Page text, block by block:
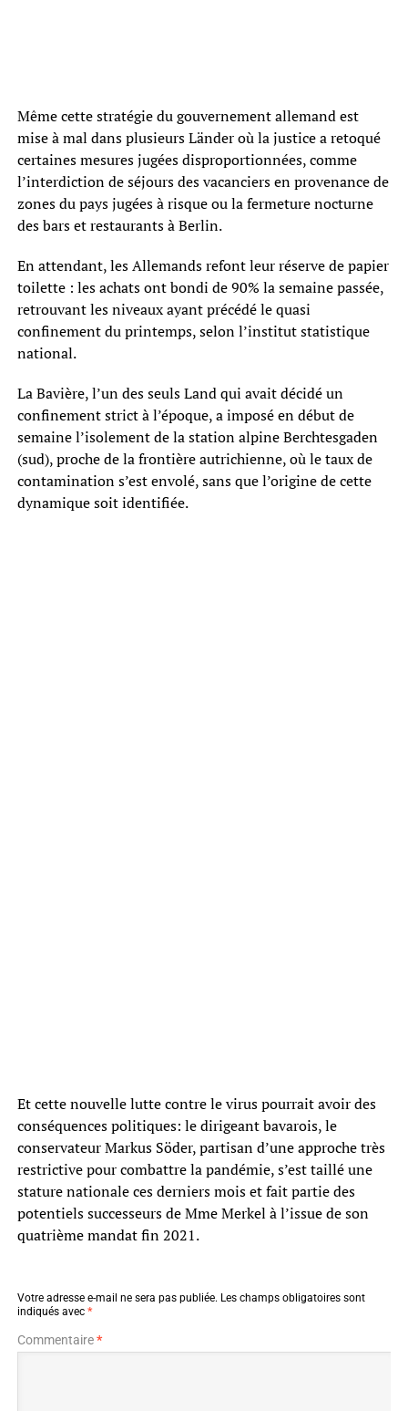
Même cette stratégie du gouvernement allemand est
mise à mal dans plusieurs Länder où la justice a retoqué
certaines mesures jugées disproportionnées, comme
l’interdiction de séjours des vacanciers en provenance de
zones du pays jugées à risque ou la fermeture nocturne
des bars et restaurants à Berlin.
En attendant, les Allemands refont leur réserve de papier
toilette : les achats ont bondi de 90% la semaine passée,
retrouvant les niveaux ayant précédé le quasi
confinement du printemps, selon l’institut statistique
national.
La Bavière, l’un des seuls Land qui avait décidé un
confinement strict à l’époque, a imposé en début de
semaine l’isolement de la station alpine Berchtesgaden
(sud), proche de la frontière autrichienne, où le taux de
contamination s’est envolé, sans que l’origine de cette
dynamique soit identifiée.
Et cette nouvelle lutte contre le virus pourrait avoir des
conséquences politiques: le dirigeant bavarois, le
conservateur Markus Söder, partisan d’une approche très
restrictive pour combattre la pandémie, s’est taillé une
stature nationale ces derniers mois et fait partie des
potentiels successeurs de Mme Merkel à l’issue de son
quatrième mandat fin 2021.
Votre adresse e-mail ne sera pas publiée. Les champs obligatoires sont
indiqués avec *
Commentaire*